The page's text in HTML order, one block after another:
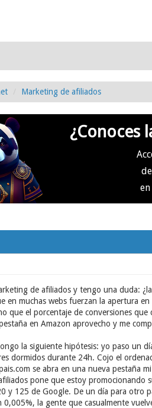
Marketing de afiliados
¿Conoces
de afiliados y tengo una duda:
en muchas webs fuerzan la apertura
que el porcentaje de conversiones
en Amazon aprovecho y me
la siguiente hipótesis: yo paso un
dormidos durante 24h. Cojo el
se abra en una nueva pestaña
pone que estoy promocionando
y 125 de Google. De un día para otro
0,005%, la gente que casualmente